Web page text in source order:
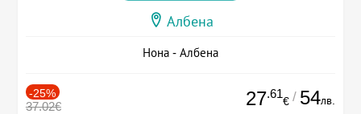
Албена
Нона - Албена
-25%
37.02€ 27.61
€ / 54лв.